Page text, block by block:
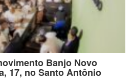
Banjo Novo
17, no Santo Antônio